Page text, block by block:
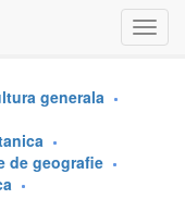
generala
de geografie